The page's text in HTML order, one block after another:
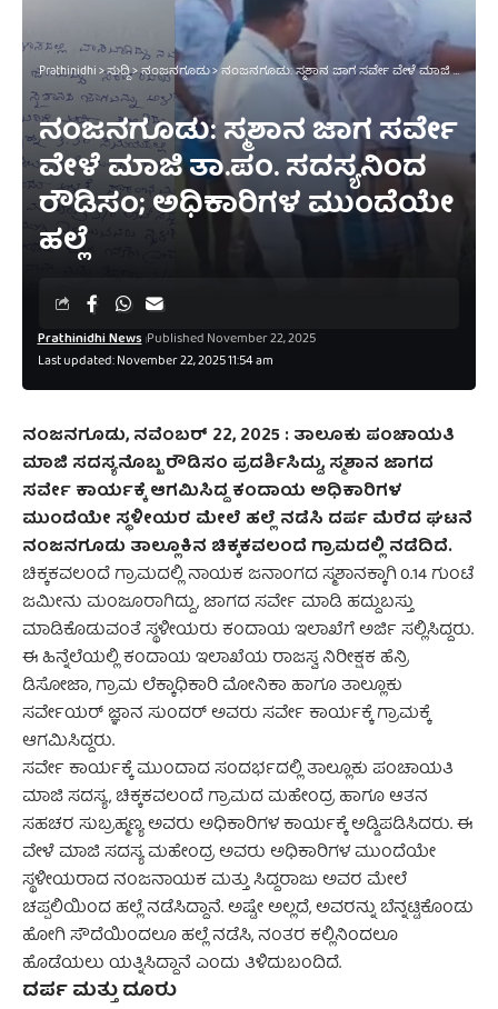
Prathinidhi>ಸುದ್ದಿ>ನಂಜನಗೂಡು>ನಂಜನಗೂಡು: ಸ್ಮಶಾನ ಜಾಗ ಸರ್ವೇ ವೇಳೆ ಮಾಜಿ ತಾ.ಪಂ. ಸದಸ್ಯನಿಂದ ರೌಡಿಸಂ; ಅಧಿಕಾರಿಗಳ ಮುಂದೆಯೇ ಹಲ್ಲೆ
ನಂಜನಗೂಡು: ಸ್ಮಶಾನ ಜಾಗ ಸರ್ವೇ
ವೇಳೆ ಮಾಜಿ ತಾ.ಪಂ. ಸದಸ್ಯನಿಂದ
ರೌಡಿಸಂ; ಅಧಿಕಾರಿಗಳ ಮುಂದೆಯೇ
ಹಲ್ಲೆ
Last updated: November 22, 2025 11:54 am
Prathinidhi News Published November 22, 2025
ನಂಜನಗೂಡು, ನವೆಂಬರ್‌ 22, 2025 : ತಾಲೂಕು ಪಂಚಾಯತಿ
ಮಾಜಿ ಸದಸ್ಯನೊಬ್ಬ ರೌಡಿಸಂ ಪ್ರದರ್ಶಿಸಿದ್ದು, ಸ್ಮಶಾನ ಜಾಗದ
ಸರ್ವೇ ಕಾರ್ಯಕ್ಕೆ ಆಗಮಿಸಿದ್ದ ಕಂದಾಯ ಅಧಿಕಾರಿಗಳ
ಮುಂದೆಯೇ ಸ್ಥಳೀಯರ ಮೇಲೆ ಹಲ್ಲೆ ನಡೆಸಿ ದರ್ಪ ಮೆರೆದ ಘಟನೆ
ನಂಜನಗೂಡು ತಾಲ್ಲೂಕಿನ ಚಿಕ್ಕಕವಲಂದೆ ಗ್ರಾಮದಲ್ಲಿ ನಡೆದಿದೆ.
ಚಿಕ್ಕಕವಲಂದೆ ಗ್ರಾಮದಲ್ಲಿ ನಾಯಕ ಜನಾಂಗದ ಸ್ಮಶಾನಕ್ಕಾಗಿ 0.14 ಗುಂಟೆ
ಜಮೀನು ಮಂಜೂರಾಗಿದ್ದು, ಜಾಗದ ಸರ್ವೇ ಮಾಡಿ ಹದ್ದುಬಸ್ತು
ಮಾಡಿಕೊಡುವಂತೆ ಸ್ಥಳೀಯರು ಕಂದಾಯ ಇಲಾಖೆಗೆ ಅರ್ಜಿ ಸಲ್ಲಿಸಿದ್ದರು.
ಈ ಹಿನ್ನೆಲೆಯಲ್ಲಿ ಕಂದಾಯ ಇಲಾಖೆಯ ರಾಜಸ್ವ ನಿರೀಕ್ಷಕ ಹೆನ್ರಿ
ಡಿಸೋಜಾ, ಗ್ರಾಮ ಲೆಕ್ಕಾಧಿಕಾರಿ ಮೋನಿಕಾ ಹಾಗೂ ತಾಲ್ಲೂಕು
ಸರ್ವೇಯರ್ ಜ್ಞಾನ ಸುಂದರ್ ಅವರು ಸರ್ವೇ ಕಾರ್ಯಕ್ಕೆ ಗ್ರಾಮಕ್ಕೆ
ಆಗಮಿಸಿದ್ದರು.
ಸರ್ವೇ ಕಾರ್ಯಕ್ಕೆ ಮುಂದಾದ ಸಂದರ್ಭದಲ್ಲಿ ತಾಲ್ಲೂಕು ಪಂಚಾಯತಿ
ಮಾಜಿ ಸದಸ್ಯ, ಚಿಕ್ಕಕವಲಂದೆ ಗ್ರಾಮದ ಮಹೇಂದ್ರ ಹಾಗೂ ಆತನ
ಸಹಚರ ಸುಬ್ರಹ್ಮಣ್ಯ ಅವರು ಅಧಿಕಾರಿಗಳ ಕಾರ್ಯಕ್ಕೆ ಅಡ್ಡಿಪಡಿಸಿದರು. ಈ
ವೇಳೆ ಮಾಜಿ ಸದಸ್ಯ ಮಹೇಂದ್ರ ಅವರು ಅಧಿಕಾರಿಗಳ ಮುಂದೆಯೇ
ಸ್ಥಳೀಯರಾದ ನಂಜನಾಯಕ ಮತ್ತು ಸಿದ್ದರಾಜು ಅವರ ಮೇಲೆ
ಚಪ್ಪಲಿಯಿಂದ ಹಲ್ಲೆ ನಡೆಸಿದ್ದಾನೆ. ಅಷ್ಟೇ ಅಲ್ಲದೆ, ಅವರನ್ನು ಬೆನ್ನಟ್ಟಿಕೊಂಡು
ಹೋಗಿ ಸೌದೆಯಿಂದಲೂ ಹಲ್ಲೆ ನಡೆಸಿ, ನಂತರ ಕಲ್ಲಿನಿಂದಲೂ
ಹೊಡೆಯಲು ಯತ್ನಿಸಿದ್ದಾನೆ ಎಂದು ತಿಳಿದುಬಂದಿದೆ.
ದರ್ಪ ಮತ್ತು ದೂರು